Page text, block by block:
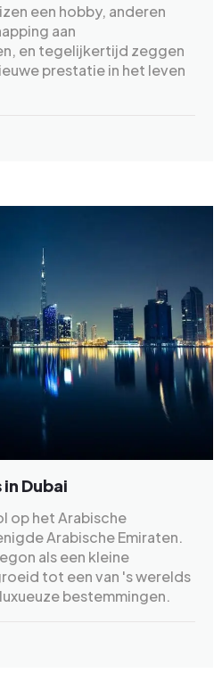
een hobby, anderen
aan
en tegelijkertijd zeggen
prestatie in het leven
Dubai
op het Arabische
Arabische Emiraten.
als een kleine
tot een van 's werelds
bestemmingen.